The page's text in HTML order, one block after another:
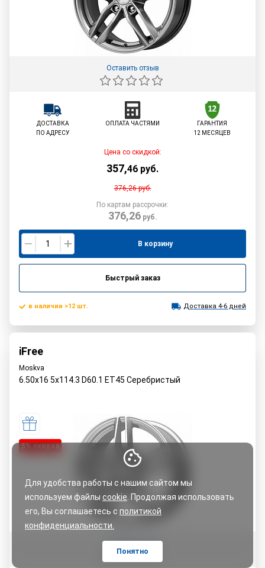
Для удобства работы с нашим сайтом мы
используем файлы cookie . Продолжая использовать
его, Вы соглашаетесь с политикой
конфиденциальности.
Понятно
Оставить отзыв
ДОСТАВКА
ПО АДРЕСУ
ОПЛАТА ЧАСТЯМИ
ГАРАНТИЯ
12 МЕСЯЦЕВ
Цена со скидкой:
357,46 руб.
376,26руб.
По картам рассрочки:
376,26руб.
В корзину
Быстрый заказ
в наличии >12 шт. Доставка 4-6 дней
iFree
Moskva
6.50x16 5x114.3 D60.1 ET45 Серебристый
5% cкидка
Оставить отзыв